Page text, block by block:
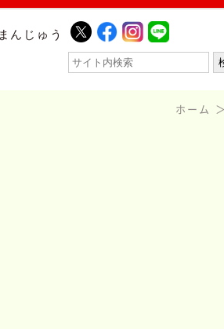
んじゅう
ホーム